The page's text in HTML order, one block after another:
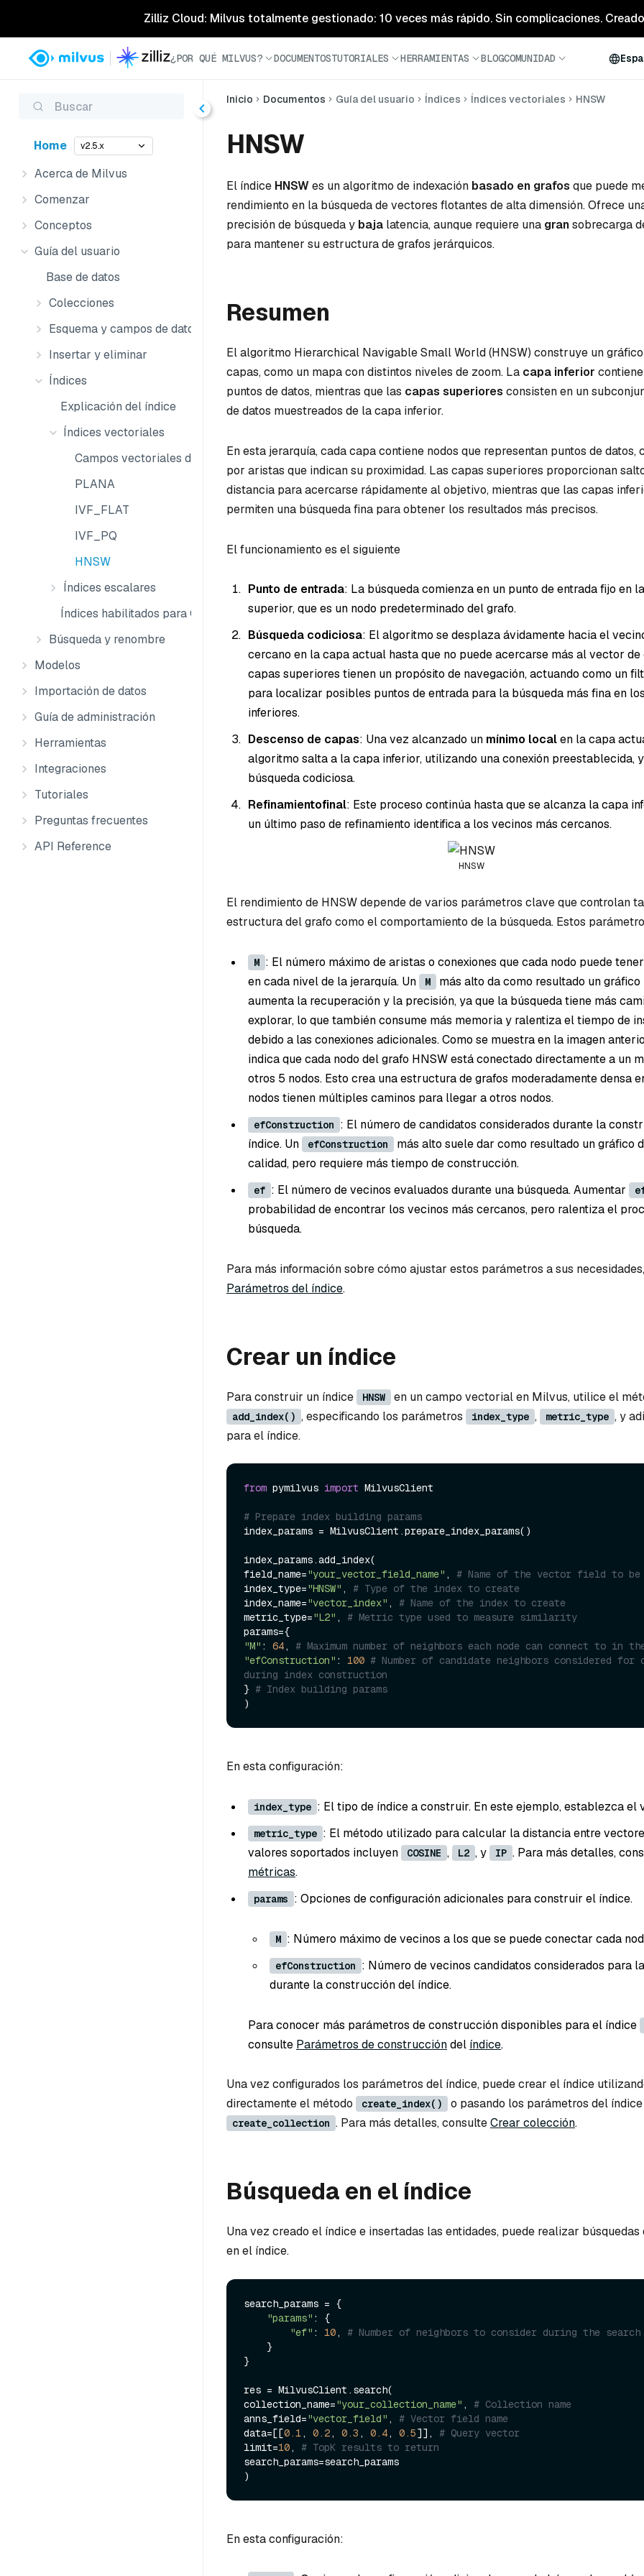
Zilliz Cloud: Milvus totalmente gestionado: 10 veces más rápido. Sin complicaciones. Creado
¿POR QUÉ MILVUS? DOCUMENTOSTUTORIALES HERRAMIENTAS BLOGCOMUNIDAD
Buscar
Home v2.5.x
Acerca de Milvus
Comenzar
Conceptos
Guía del usuario
Base de datos
Colecciones
Esquema y campos de datos
Insertar y eliminar
Índices
Explicación del índice
Índices vectoriales
Campos vectoriales de índice
PLANA
IVF_FLAT
IVF_PQ
HNSW
Índices escalares
Índices habilitados para GPU
Búsqueda y renombre
Modelos
Importación de datos
Guía de administración
Herramientas
Integraciones
Tutoriales
Preguntas frecuentes
API Reference
Inicio Documentos Guía del usuario Índices Índices vectoriales HNSW
HNSW
El índice HNSWes un algoritmo de indexación basado en grafos que puede
rendimiento en la búsqueda de vectores flotantes de alta dimensión. Ofrece
precisión de búsqueda y baja latencia, aunque requiere una gransobrecarga
para mantener su estructura de grafos jerárquicos.
Resumen
El algoritmo Hierarchical Navigable Small World (HNSW) construye un
capas, como un mapa con distintos niveles de zoom. La capa inferior
puntos de datos, mientras que las capas superiores consisten en un
de datos muestreados de la capa inferior.
En esta jerarquía, cada capa contiene nodos que representan puntos de datos,
por aristas que indican su proximidad. Las capas superiores proporcionan
distancia para acercarse rápidamente al objetivo, mientras que las capas
permiten una búsqueda fina para obtener los resultados más precisos.
El funcionamiento es el siguiente
Punto de entrada: La búsqueda comienza en un punto de entrada fijo en
superior, que es un nodo predeterminado del grafo.
Búsqueda codiciosa: El algoritmo se desplaza ávidamente hacia el
cercano en la capa actual hasta que no puede acercarse más al vector de
capas superiores tienen un propósito de navegación, actuando como un
para localizar posibles puntos de entrada para la búsqueda más fina en
inferiores.
Descenso de capas: Una vez alcanzado un mínimo localen la capa
algoritmo salta a la capa inferior, utilizando una conexión preestablecida,
búsqueda codiciosa.
Refinamientofinal: Este proceso continúa hasta que se alcanza la capa
un último paso de refinamiento identifica a los vecinos más cercanos.
HNSW
El rendimiento de HNSW depende de varios parámetros clave que controlan
estructura del grafo como el comportamiento de la búsqueda. Estos
M : El número máximo de aristas o conexiones que cada nodo puede
en cada nivel de la jerarquía. Un
M
más alto da como resultado un gráfico
aumenta la recuperación y la precisión, ya que la búsqueda tiene más
explorar, lo que también consume más memoria y ralentiza el tiempo de
debido a las conexiones adicionales. Como se muestra en la imagen
indica que cada nodo del grafo HNSW está conectado directamente a un
otros 5 nodos. Esto crea una estructura de grafos moderadamente densa
nodos tienen múltiples caminos para llegar a otros nodos.
efConstruction : El número de candidatos considerados durante la
índice. Un
efConstruction
más alto suele dar como resultado un gráfico
calidad, pero requiere más tiempo de construcción.
ef : El número de vecinos evaluados durante una búsqueda. Aumentar
probabilidad de encontrar los vecinos más cercanos, pero ralentiza el
búsqueda.
Para más información sobre cómo ajustar estos parámetros a sus
Parámetros del índice.
Crear un índice
Para construir un índice HNSW en un campo vectorial en Milvus, utilice el
add_index() , especificando los parámetros index_type , metric_type , y
para el índice.
from pymilvus import MilvusClient
# Prepare index building params
index_params = MilvusClient.prepare_index_params()
index_params.add_index(
field_name="your_vector_field_name" , # Name of the vector field to be
index_type="HNSW" , # Type of the index to create
index_name="vector_index" , # Name of the index to create
metric_type="L2" , # Metric type used to measure similarity
"M" : 64, # Maximum number of neighbors each node can connect to in
"efConstruction" : 100 # Number of candidate neighbors considered for
during index construction
} # Index building params
En esta configuración:
index_type : El tipo de índice a construir. En este ejemplo, establezca el
metric_type : El método utilizado para calcular la distancia entre
valores soportados incluyen
COSINE , L2 , y IP . Para más detalles,
métricas.
params : Opciones de configuración adicionales para construir el índice.
M : Número máximo de vecinos a los que se puede conectar cada
efConstruction : Número de vecinos candidatos considerados para
durante la construcción del índice.
Para conocer más parámetros de construcción disponibles para el índice
consulte Parámetros de construccióndel índice.
Una vez configurados los parámetros del índice, puede crear el índice
directamente el método
create_index() o pasando los parámetros del
create_collection . Para más detalles, consulteCrear colección.
Búsqueda en el índice
Una vez creado el índice e insertadas las entidades, puede realizar
en el índice.
search_params = {
"params" : {
"ef" : 10, # Number of neighbors to consider during the search
}
res = MilvusClient.search(
collection_name="your_collection_name" , # Collection name
anns_field="vector_field" , # Vector field name
data=[[0.1, 0.2, 0.3 , 0.4, 0.5]], # Query vector
limit=10, # TopK results to return
search_params=search_params
En esta configuración: